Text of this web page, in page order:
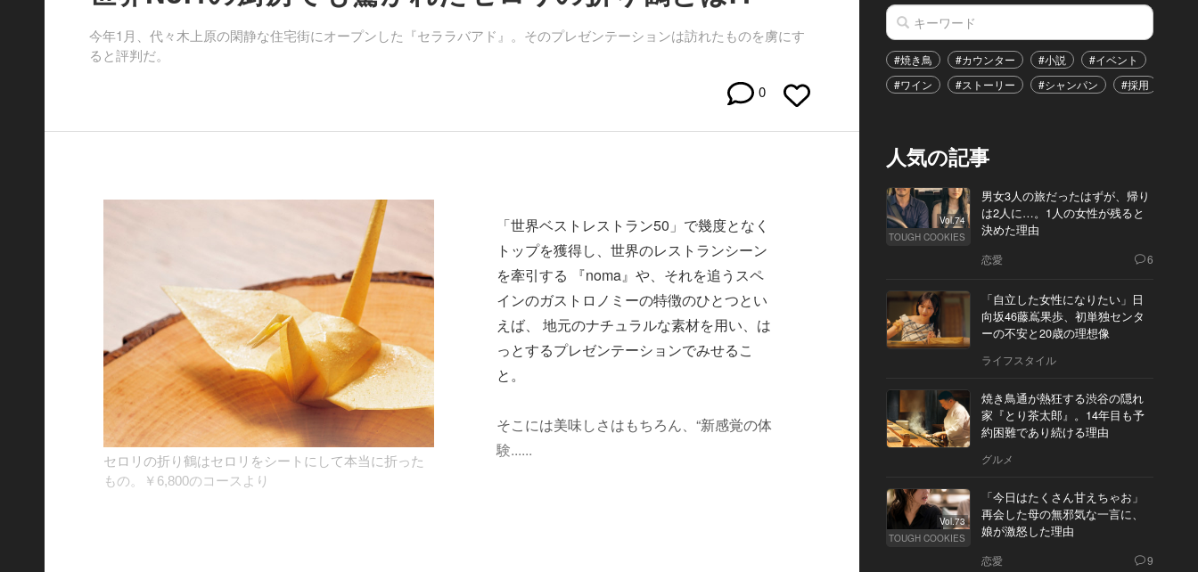
今年1月、代々木上原の閑静な住宅街にオープンした『セララバアド』。そのプレゼンテーションは訪れたものを虜にす
ると評判だ。
0
セロリの折り鶴はセロリをシートにして本当に折った
もの。￥6,800のコースより
「世界ベストレストラン50」で幾度となく
トップを獲得し、世界のレストランシーン
を牽引する 『noma』や、それを追うスペ
インのガストロノミーの特徴のひとつとい
えば、 地元のナチュラルな素材を用い、は
っとするプレゼンテーションでみせるこ
と。
そこには美味しさはもちろん、“新感覚の体
験......
#焼き鳥 #カウンター #小説 #イベント
#ワイン
#ストーリー #シャンパン #採用
人気の記事
Vol.74
TOUGH COOKIES
男女3人の旅だったはずが、帰り
は2人に…。1人の女性が残ると
決めた理由
恋愛 6
「自立した女性になりたい」日
向坂46藤嶌果歩、初単独センタ
ーの不安と20歳の理想像
ライフスタイル
焼き鳥通が熱狂する渋谷の隠れ
家『とり茶太郎』。14年目も予
約困難であり続ける理由
グルメ
Vol.73
TOUGH COOKIES
「今日はたくさん甘えちゃお」
再会した母の無邪気な一言に、
娘が激怒した理由
恋愛 9